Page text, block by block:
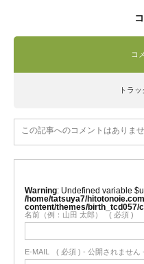
コ
トラ
この記事へのコメントはありませ
Warning : Undefined variable
/home/tatsuya7/
content/themes/birth_tcd057/
名前（例：山田 太郎） ( 必須 )
E-MAIL ( 必須 ) - 公開されません -